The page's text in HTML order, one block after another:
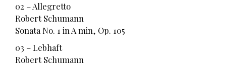
02 – Allegretto
Robert Schumann
Sonata No. 1 in A min, Op. 105
03 – Lebhaft
Robert Schumann